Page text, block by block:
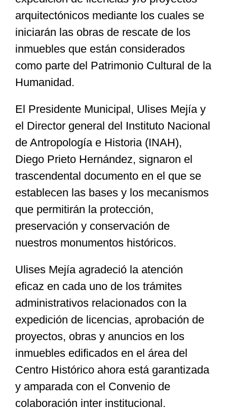
Cultura
Nosotros
arquitectónicos mediante los cuales se
iniciarán las obras de rescate de los
inmuebles que están considerados
como parte del Patrimonio Cultural de la
Humanidad.
El Presidente Municipal, Ulises Mejía y
el Director general del Instituto Nacional
de Antropología e Historia (INAH),
Diego Prieto Hernández, signaron el
trascendental documento en el que se
establecen las bases y los mecanismos
que permitirán la protección,
preservación y conservación de
nuestros monumentos históricos.
Ulises Mejía agradeció la atención
eficaz en cada uno de los trámites
administrativos relacionados con la
expedición de licencias, aprobación de
proyectos, obras y anuncios en los
inmuebles edificados en el área del
Centro Histórico ahora está garantizada
y amparada con el Convenio de
colaboración inter institucional.